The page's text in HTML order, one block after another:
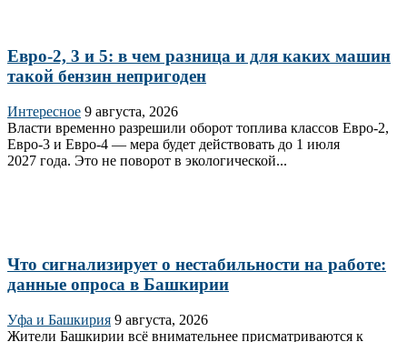
Евро-2, 3 и 5: в чем разница и для каких машин
такой бензин непригоден
Интересное 9 августа, 2026
Власти временно разрешили оборот топлива классов Евро‑2,
Евро‑3 и Евро‑4 — мера будет действовать до 1 июля
2027 года. Это не поворот в экологической...
Что сигнализирует о нестабильности на работе:
данные опроса в Башкирии
Уфа и Башкирия 9 августа, 2026
Жители Башкирии всё внимательнее присматриваются к